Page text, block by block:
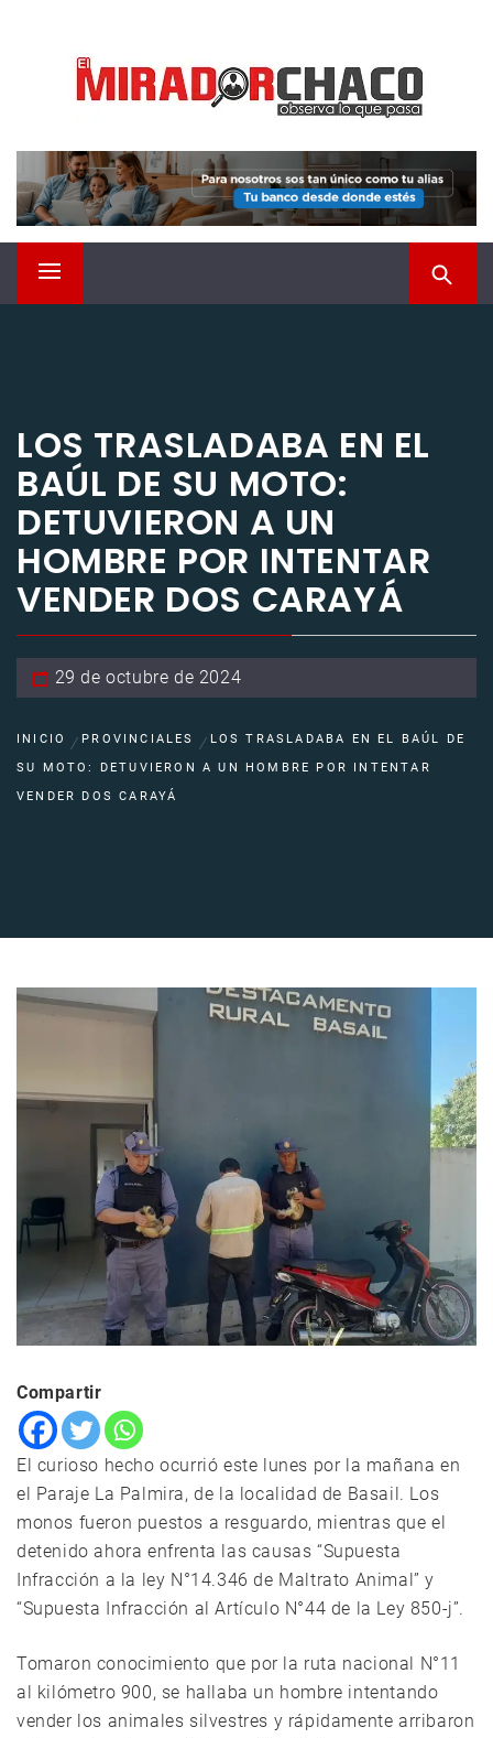
contenido
EL MIRADOR CHACO
Observá lo que pasa
Menú
LOS TRASLADABA EN EL
BAÚL DE SU MOTO:
DETUVIERON A UN
HOMBRE POR INTENTAR
VENDER DOS CARAYÁ
29 de octubre de 2024
INICIO PROVINCIALES
LOS TRASLADABA EN EL BAÚL DE
SU MOTO: DETUVIERON A UN HOMBRE POR INTENTAR
VENDER DOS CARAYÁ
Compartir
El curioso hecho ocurrió este lunes por la mañana en
el Paraje La Palmira, de la localidad de Basail. Los
monos fueron puestos a resguardo, mientras que el
detenido ahora enfrenta las causas “Supuesta
Infracción a la ley N°14.346 de Maltrato Animal” y
“Supuesta Infracción al Artículo N°44 de la Ley 850-j”.
Tomaron conocimiento que por la ruta nacional N°11
al kilómetro 900, se hallaba un hombre intentando
vender los animales silvestres y rápidamente arribaron